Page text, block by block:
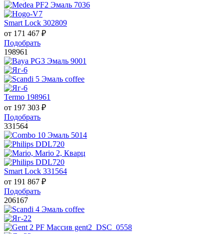
Smart Lock 302809
от 171 467 ₽
Подобрать
198961
Termo 198961
от 197 303 ₽
Подобрать
331564
Smart Lock 331564
от 191 867 ₽
Подобрать
206167